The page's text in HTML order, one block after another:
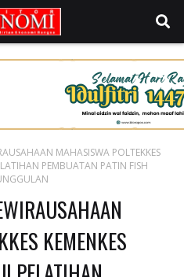
MAHASISWA POLTEKKES
PEMBUATAN PATIN FISH
KEMENKES